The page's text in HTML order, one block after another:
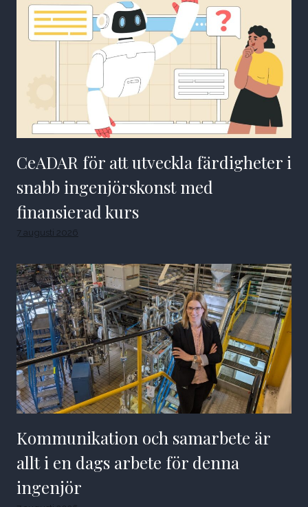
CeADAR för att utveckla färdigheter i
snabb ingenjörskonst med
finansierad kurs
7 augusti 2026
Kommunikation och samarbete är
allt i en dags arbete för denna
ingenjör